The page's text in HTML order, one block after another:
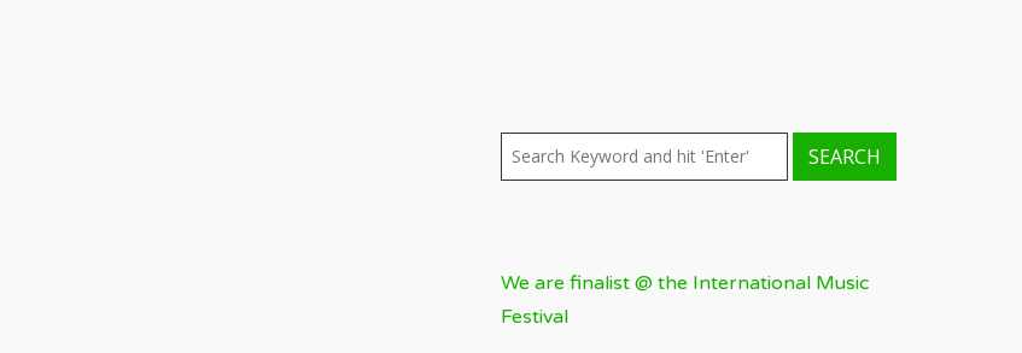
We are finalist @ the International Music
Festival